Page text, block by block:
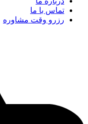
تماس با ما
رزرو وقت مشاوره